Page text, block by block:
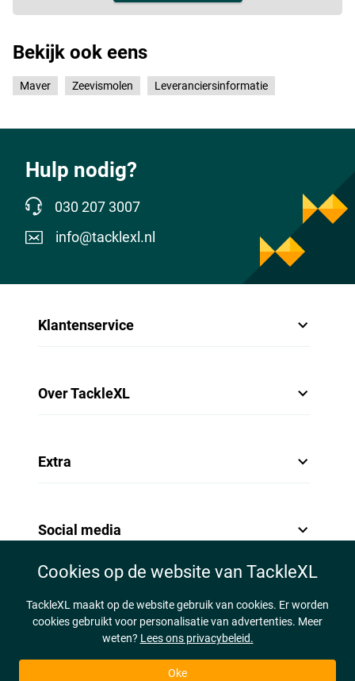
Bekijk ook eens
Maver Zeevismolen Leveranciersinformatie
Hulp nodig?
030 207 3007
info@tacklexl.nl
Klantenservice
Over TackleXL
Extra
Social media
Cookies op de website van TackleXL
TackleXL maakt op de website gebruik van cookies. Er worden
cookies gebruikt voor personalisatie van advertenties. Meer
weten? Lees ons privacybeleid.
Oke